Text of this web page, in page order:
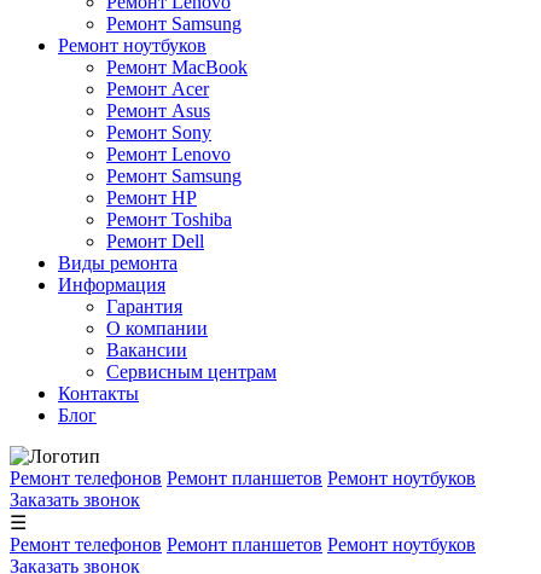
Ремонт Samsung
Ремонт ноутбуков
Ремонт MacBook
Ремонт Acer
Ремонт Asus
Ремонт Sony
Ремонт Lenovo
Ремонт Samsung
Ремонт HP
Ремонт Toshiba
Ремонт Dell
Виды ремонта
Информация
Гарантия
О компании
Вакансии
Сервисным центрам
Контакты
Блог
Ремонт телефонов Ремонт планшетов Ремонт ноутбуков
Заказать звонок
☰
Ремонт телефонов Ремонт планшетов Ремонт ноутбуков
Заказать звонок